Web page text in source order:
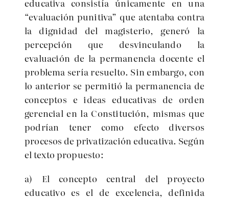
educativa consistía únicamente en una
evaluación punitiva
que atentaba contra
la dignidad del magisterio, generó la
percepción que desvinculando la
evaluación de la permanencia docente el
problema sería resuelto. Sin embargo, con
lo anterior se permitió la permanencia de
conceptos e ideas educativas de orden
gerencial en la Constitución, mismas que
podrían tener como efecto diversos
procesos de privatización educativa. Según
el texto propuesto:
a) El concepto central del proyecto
educativo es el de excelencia, definida